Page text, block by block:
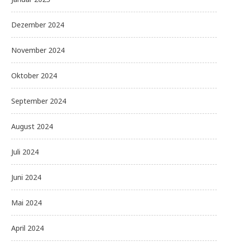
Dezember 2024
November 2024
Oktober 2024
September 2024
August 2024
Juli 2024
Juni 2024
Mai 2024
April 2024